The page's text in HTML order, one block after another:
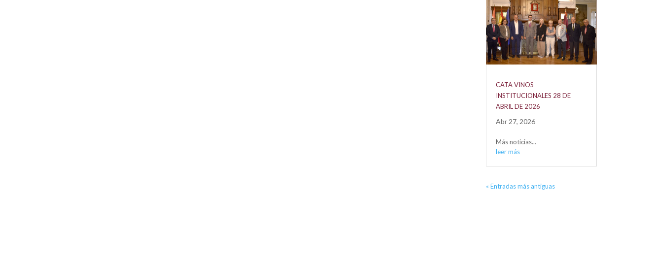
CATA VINOS
INSTITUCIONALES 28 DE
ABRIL DE 2026
Abr 27, 2026
Más noticias...
leer más
« Entradas más antiguas